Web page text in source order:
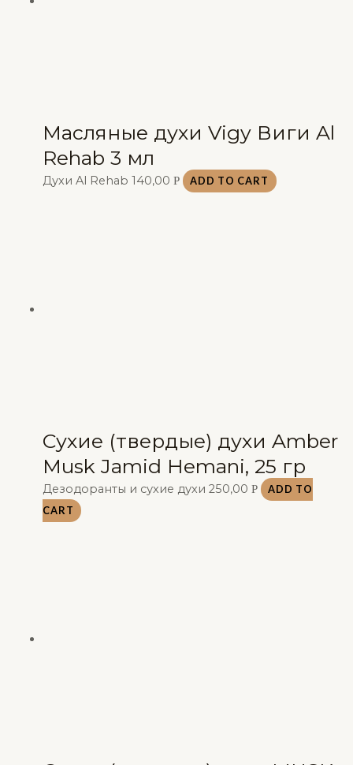
Масляные духи Vigy Виги Al
Rehab 3 мл
Духи Al Rehab 140,00 Р ADD TO CART
Сухие (твердые) духи Amber
Musk Jamid Hemani, 25 гр
Дезодоранты и сухие духи 250,00 Р
ADD TO
CART